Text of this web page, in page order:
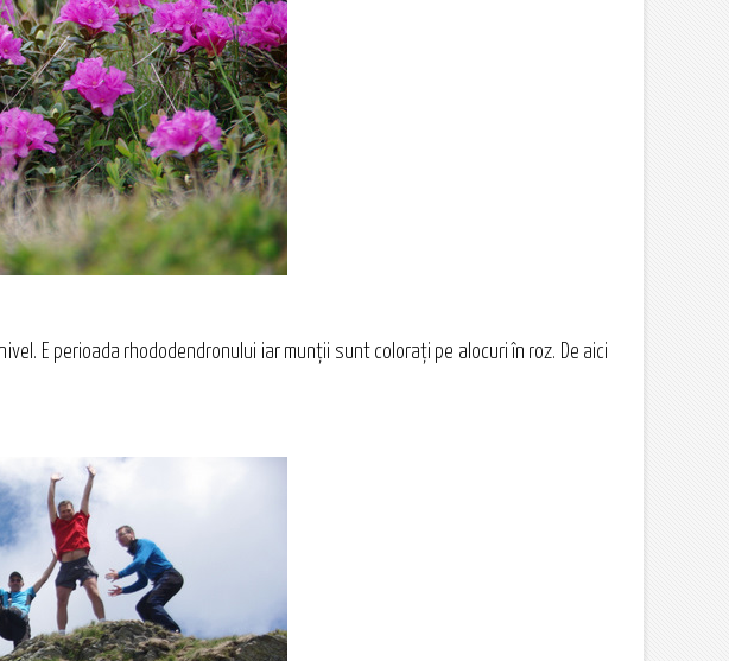
E perioada rhododendronului iar munţii sunt coloraţi pe alocuri în roz. De aici